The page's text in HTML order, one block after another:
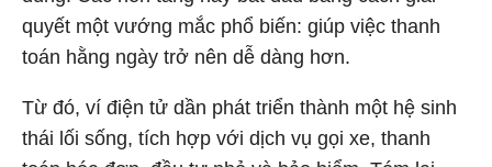
quyết một vướng mắc phổ biến: giúp việc thanh
toán hằng ngày trở nên dễ dàng hơn.
Từ đó, ví điện tử dần phát triển thành một hệ sinh
thái lối sống, tích hợp với dịch vụ gọi xe, thanh